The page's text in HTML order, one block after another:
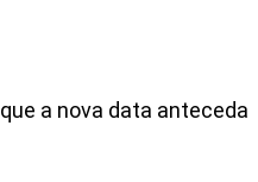
a nova data anteceda